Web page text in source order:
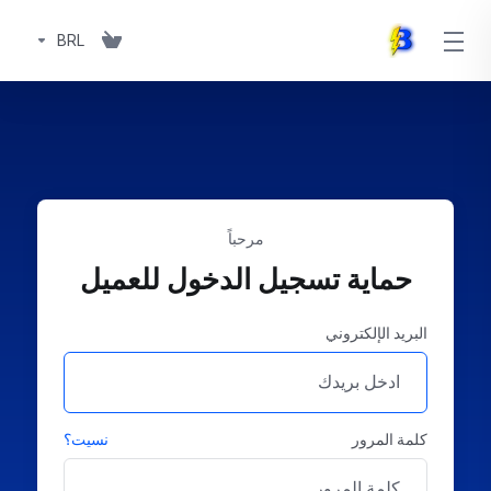
BRL
مرحباً
حماية تسجيل الدخول للعميل
البريد الإلكتروني
كلمة المرور نسيت؟